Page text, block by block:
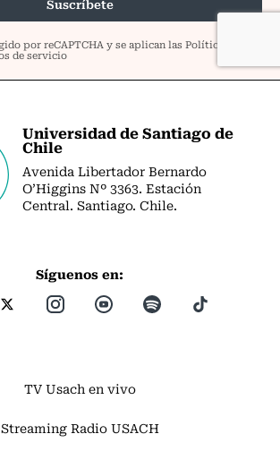
Universidad de Santiago de
Chile
Avenida Libertador Bernardo
O’Higgins Nº 3363. Estación
Central. Santiago. Chile.
Síguenos en:
TV Usach en vivo
Streaming Radio USACH